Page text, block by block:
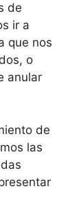
de
ir a
que nos
o
anular
de
las